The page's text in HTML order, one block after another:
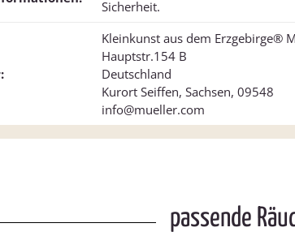
Sicherheit.
Kleinkunst aus dem Erzgebirge®
Hauptstr.154 B
Deutschland
Kurort Seiffen, Sachsen, 09548
info@mueller.com
passende